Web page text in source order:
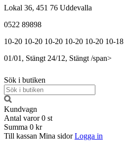
Lokal 36, 451 76 Uddevalla
0522 89898
10-20 10-20 10-20 10-20 10-20 10-18
01/01, Stängt 24/12, Stängt /span>
Sök i butiken
Kundvagn
Antal varor 0 st
Summa 0 kr
Till kassan Mina sidor Logga in